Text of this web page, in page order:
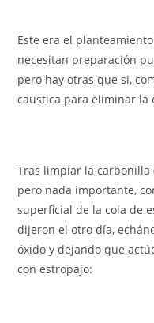
Este era el
necesitan preparación
pero hay otras que si,
caustica para eliminar la
Tras limpiar la carbonilla
pero nada importante,
superficial de la cola de
dijeron el otro día,
óxido y dejando que
con estropajo: